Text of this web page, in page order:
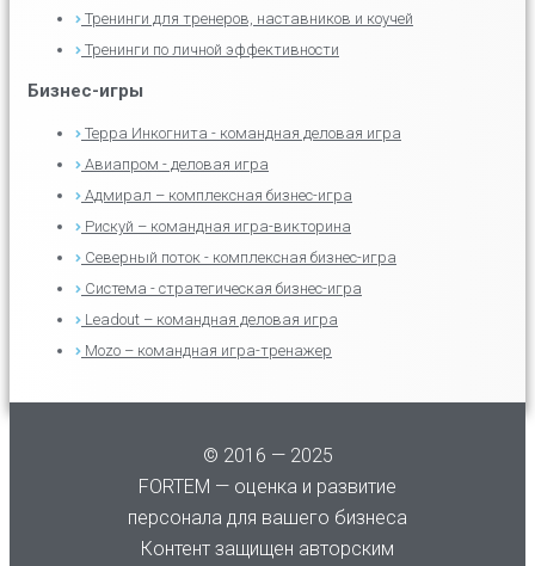
Тренинги для тренеров, наставников и коучей
Тренинги по личной эффективности
Бизнес-игры
Терра Инкогнита - командная деловая игра
Авиапром - деловая игра
Адмирал – комплексная бизнес-игра
Рискуй – командная игра-викторина
Северный поток - комплексная бизнес-игра
Система - стратегическая бизнес-игра
Leadout – командная деловая игра
Mozo – командная игра-тренажер
© 2016 — 2025
FORTEM — оценка и развитие
персонала для вашего бизнеса
Контент защищен авторским